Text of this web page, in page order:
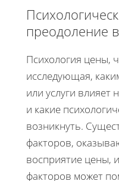
преодоление
Психология цены,
исследующая,
или услуги влияет
и какие
возникнуть.
факторов,
восприятие цены,
факторов может